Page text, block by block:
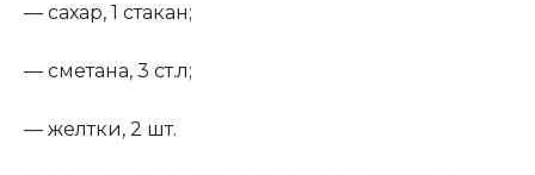
— сахар, 1 стакан;
— сметана, 3 ст.л;
— желтки, 2 шт.